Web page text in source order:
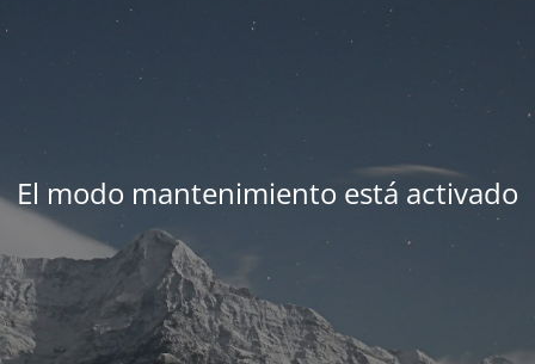
El modo mantenimiento está activado